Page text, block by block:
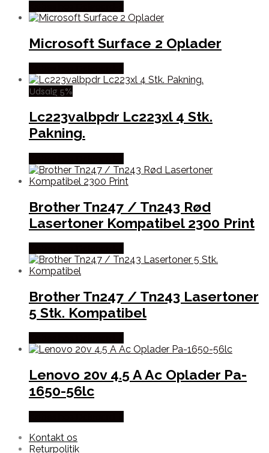
Microsoft Surface 2 Oplader
Udsalg 5%
Lc223valbpdr Lc223xl 4 Stk.
Pakning.
Brother Tn247 / Tn243 Rød
Lasertoner Kompatibel 2300 Print
Brother Tn247 / Tn243 Lasertoner
5 Stk. Kompatibel
Lenovo 20v 4.5 A Ac Oplader Pa-
1650-56lc
Kontakt os
Returpolitik